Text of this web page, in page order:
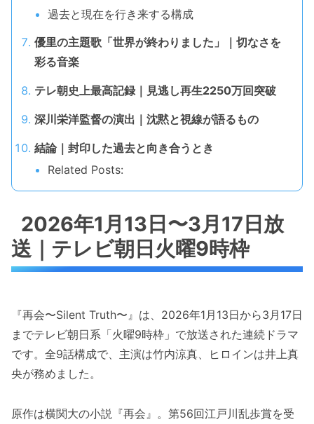
過去と現在を行き来する構成
優里の主題歌「世界が終わりました」｜切なさを
彩る音楽
テレ朝史上最高記録｜見逃し再生2250万回突破
深川栄洋監督の演出｜沈黙と視線が語るもの
結論｜封印した過去と向き合うとき
Related Posts:
2026年1月13日〜3月17日放
送｜テレビ朝日火曜9時枠
『再会〜Silent Truth〜』は、2026年1月13日から3月17日
までテレビ朝日系「火曜9時枠」で放送された連続ドラマ
です。全9話構成で、主演は竹内涼真、ヒロインは井上真
央が務めました。
原作は横関大の小説『再会』。第56回江戸川乱歩賞を受